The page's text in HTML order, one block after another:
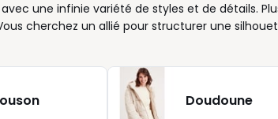
une infinie variété de styles et de détails.
cherchez un allié pour structurer une
en toutes circonstances. La coupe, la
associé à un pantalon élégant, le blazer
les possibilités. Un modèle noir reste une
léger aux tons naturels, parfaits aux beaux
Doudoune